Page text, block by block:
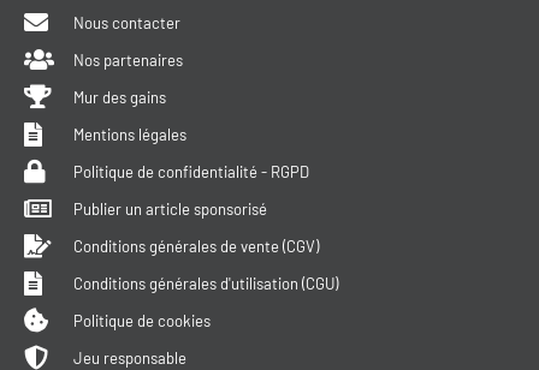
Nous contacter
Nos partenaires
Mur des gains
Mentions légales
Politique de confidentialité - RGPD
Publier un article sponsorisé
Conditions générales de vente (CGV)
Conditions générales d'utilisation (CGU)
Politique de cookies
Jeu responsable